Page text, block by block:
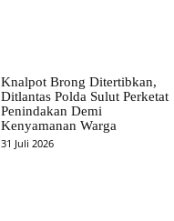
Knalpot Brong Ditertibkan,
Ditlantas Polda Sulut Perketat
Penindakan Demi
Kenyamanan Warga
31 Juli 2026